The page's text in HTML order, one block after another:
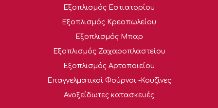
Εξοπλισμός Εστιατορίου
Εξοπλισμός Κρεοπωλείου
Εξοπλισμός Μπαρ
Εξοπλισμός Ζαχαροπλαστείου
Εξοπλισμός Αρτοποιείου
Επαγγελματικοί Φούρνοι -Κουζίνες
Ανοξείδωτες κατασκευές